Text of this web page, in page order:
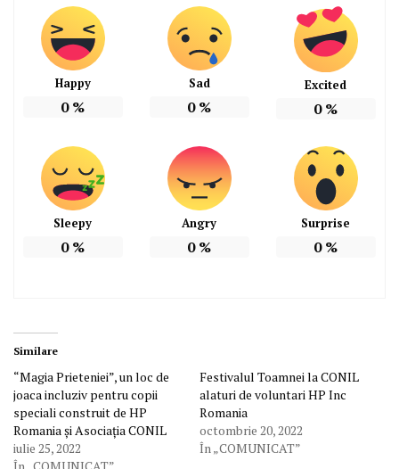
Happy
0%
Sad
0%
Excited
0%
Sleepy
0%
Angry
0%
Surprise
0%
Similare
“Magia Prieteniei”, un loc de
joaca incluziv pentru copii
speciali construit de HP
Romania și Asociația CONIL
iulie 25, 2022
Festivalul Toamnei la CONIL
alaturi de voluntari HP Inc
Romania
octombrie 20, 2022
În „COMUNICAT”